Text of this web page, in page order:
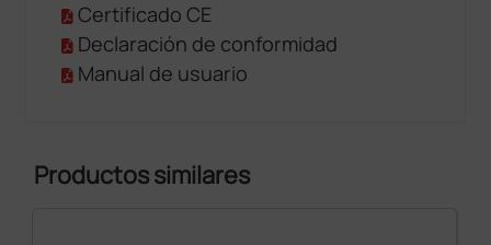
Certificado CE
Declaración de conformidad
Manual de usuario
Productos similares